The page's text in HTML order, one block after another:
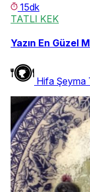
15dk
TATLI KEK
Yazın En Güzel
Hifa Şeyma